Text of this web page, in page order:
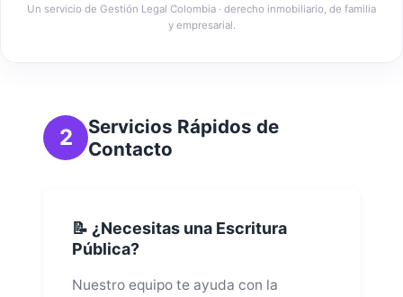
Un servicio de Gestión Legal Colombia · derecho inmobiliario, de familia
y empresarial.
2
Servicios Rápidos de
Contacto
📝 ¿Necesitas una Escritura
Pública?
Nuestro equipo te ayuda con la